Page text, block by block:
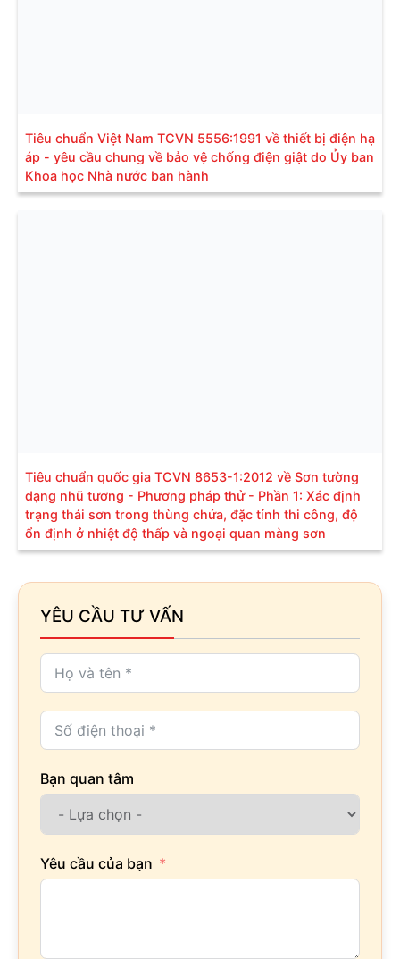
Tiêu chuẩn Việt Nam TCVN 5556:1991 về thiết bị điện hạ
áp - yêu cầu chung về bảo vệ chống điện giật do Ủy ban
Khoa học Nhà nước ban hành
Tiêu chuẩn quốc gia TCVN 8653-1:2012 về Sơn tường
dạng nhũ tương - Phương pháp thử - Phần 1: Xác định
trạng thái sơn trong thùng chứa, đặc tính thi công, độ
ổn định ở nhiệt độ thấp và ngoại quan màng sơn
YÊU CẦU TƯ VẤN
Bạn quan tâm
Yêu cầu của bạn